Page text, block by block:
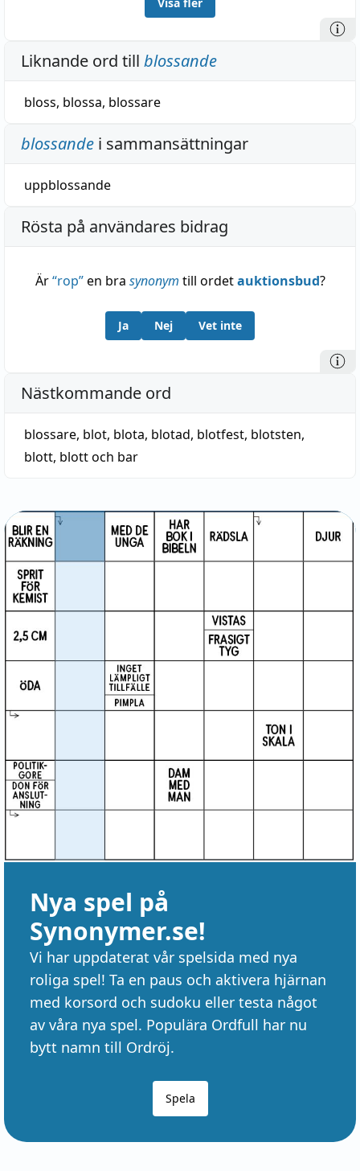
Liknande ord till blossande
bloss, blossa, blossare
blossande i sammansättningar
uppblossande
Rösta på användares bidrag
Är“rop”en bra synonym till ordetauktionsbud?
Ja Nej Vet inte
Nästkommande ord
blossare, blot, blota, blotad, blotfest, blotsten,
blott, blott och bar
Nya spel på
Synonymer.se!
Vi har uppdaterat vår spelsida med nya
roliga spel! Ta en paus och aktivera hjärnan
med korsord och sudoku eller testa något
av våra nya spel. Populära Ordfull har nu
bytt namn till Ordröj.
Spela